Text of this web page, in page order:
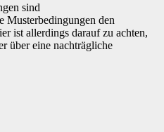
sind
Musterbedingungen den
ist allerdings darauf zu achten,
über eine nachträgliche